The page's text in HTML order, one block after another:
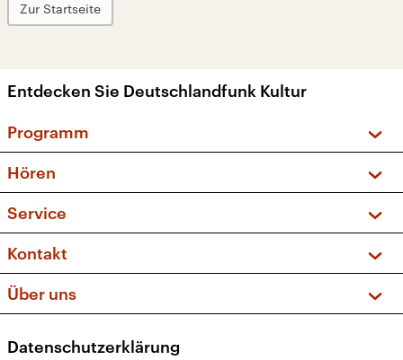
Zur Startseite
Entdecken Sie Deutschlandfunk Kultur
Programm
Sendungen und Podcasts
Musikliste
Kakadu – Das Kinderprogramm
Hören
Frequenzen (UKW + DAB+)
Service
FAQ
Apps
Newsletter
Kontakt
Social Media
Über uns
Presse
Datenschutzerklärung